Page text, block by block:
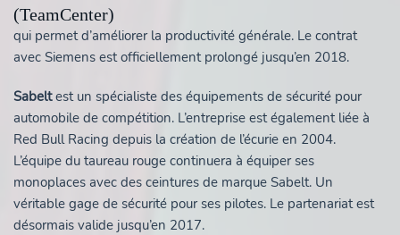
(TeamCenter)
qui permet d’améliorer la productivité générale. Le contrat
avec Siemens est officiellement prolongé jusqu’en 2018.
Sabeltest un spécialiste des équipements de sécurité pour
automobile de compétition. L’entreprise est également liée à
Red Bull Racing depuis la création de l’écurie en 2004.
L’équipe du taureau rouge continuera à équiper ses
monoplaces avec des ceintures de marque Sabelt. Un
véritable gage de sécurité pour ses pilotes. Le partenariat est
désormais valide jusqu’en 2017.